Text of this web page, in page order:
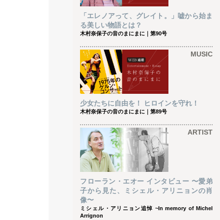
「エレノアって、グレイト。」嘘から始ま
る美しい物語とは？
木村奈保子の音のまにまに｜第90号
MUSIC
少女たちに自由を！ ヒロインを守れ！
木村奈保子の音のまにまに｜第89号
ARTIST
フローラン・エオー インタビュー 〜愛弟
子から見た、ミシェル・アリニョンの肖
像〜
ミシェル・アリニョン追悼 ~In memory of Michel
Arrignon